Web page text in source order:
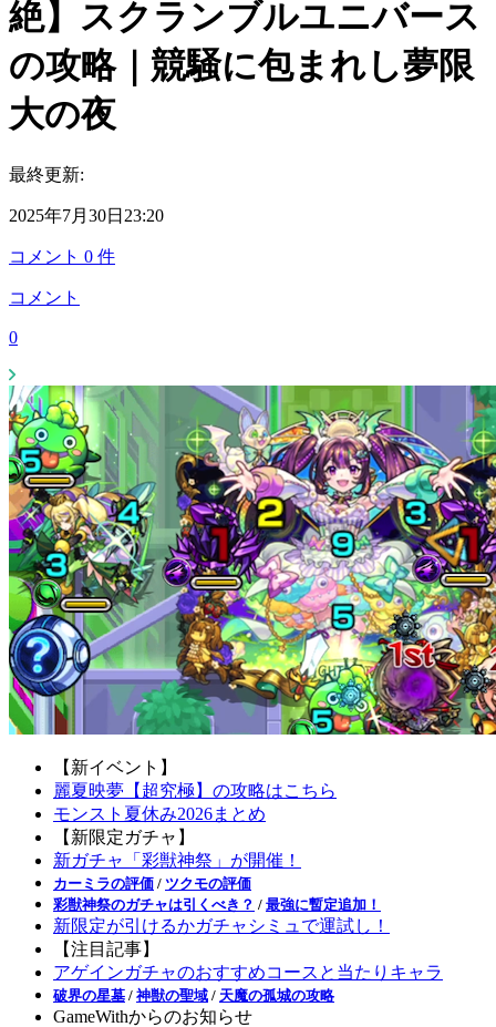
絶】スクランブルユニバース
の攻略｜競騒に包まれし夢限
大の夜
最終更新:
2025年7月30日23:20
コメント 0 件
コメント
0
【新イベント】
麗夏映夢【超究極】の攻略はこちら
モンスト夏休み2026まとめ
【新限定ガチャ】
新ガチャ「彩獣神祭」が開催！
カーミラの評価 / ツクモの評価
彩獣神祭のガチャは引くべき？ / 最強に暫定追加！
新限定が引けるかガチャシミュで運試し！
【注目記事】
アゲインガチャのおすすめコースと当たりキャラ
破界の星墓 / 神獣の聖域 / 天魔の孤城の攻略
GameWithからのお知らせ